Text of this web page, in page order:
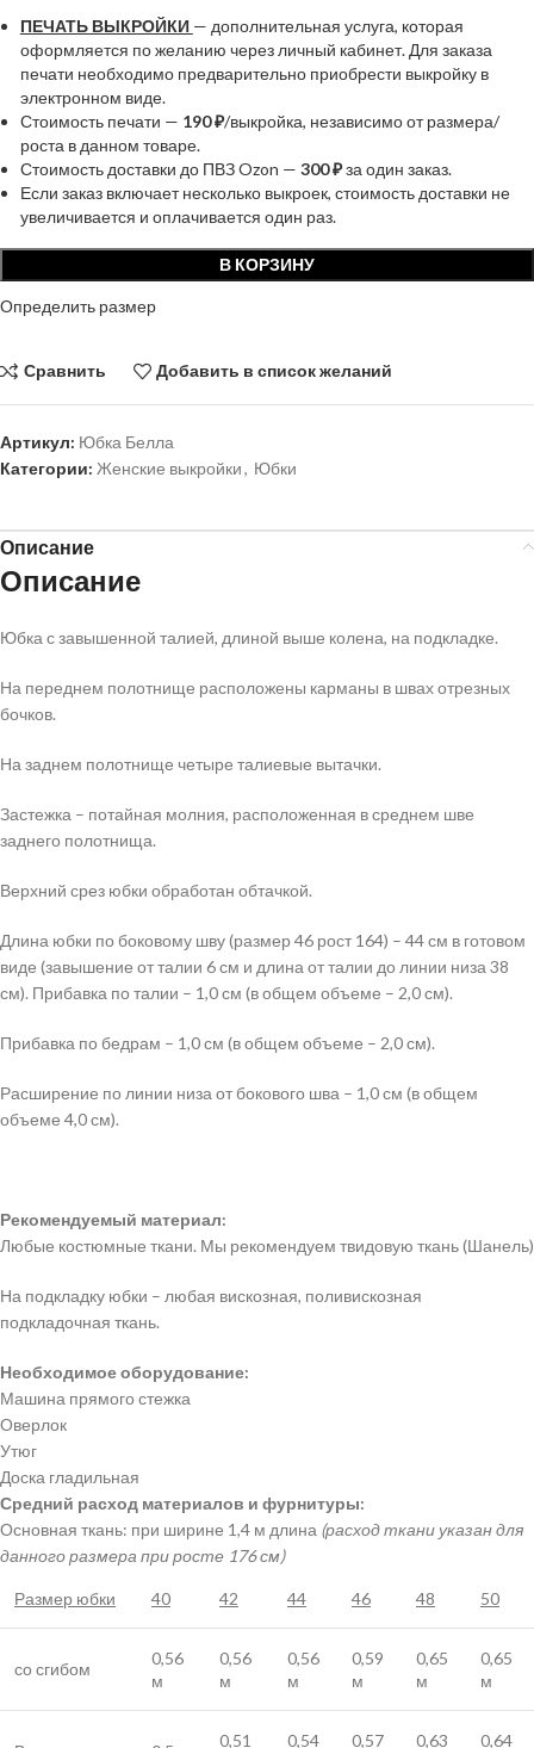
ПЕЧАТЬ ВЫКРОЙКИ — дополнительная услуга, которая
оформляется по желанию через личный кабинет. Для заказа
печати необходимо предварительно приобрести выкройку в
электронном виде.
Стоимость печати — 190 ₽/выкройка, независимо от размера/
роста в данном товаре.
Стоимость доставки до ПВЗ Ozon — 300 ₽за один заказ.
Если заказ включает несколько выкроек, стоимость доставки не
увеличивается и оплачивается один раз.
В КОРЗИНУ
Определить размер
Сравнить Добавить в список желаний
Артикул: Юбка Белла
Категории: Женские выкройки, Юбки
Описание
Описание
Юбка с завышенной талией, длиной выше колена, на подкладке.
На переднем полотнище расположены карманы в швах отрезных
бочков.
На заднем полотнище четыре талиевые вытачки.
Застежка – потайная молния, расположенная в среднем шве
заднего полотнища.
Верхний срез юбки обработан обтачкой.
Длина юбки по боковому шву (размер 46 рост 164) – 44 см в готовом
виде (завышение от талии 6 см и длина от талии до линии низа 38
см). Прибавка по талии – 1,0 см (в общем объеме – 2,0 см).
Прибавка по бедрам – 1,0 см (в общем объеме – 2,0 см).
Расширение по линии низа от бокового шва – 1,0 см (в общем
объеме 4,0 см).
Рекомендуемый материал:
Любые костюмные ткани. Мы рекомендуем твидовую ткань (Шанель)
На подкладку юбки – любая вискозная, поливискозная
подкладочная ткань.
Необходимое оборудование:
Машина прямого стежка
Оверлок
Утюг
Доска гладильная
Средний расход материалов и фурнитуры:
Основная ткань: при ширине 1,4 м длина (расход ткани указан для
данного размера при росте 176 см)
Размер юбки 40 42 44 46 48 50
со сгибом
0,56
м
0,56
м
0,56
м
0,59
м
0,65
м
0,65
м
0,51 0,54 0,57 0,63 0,64